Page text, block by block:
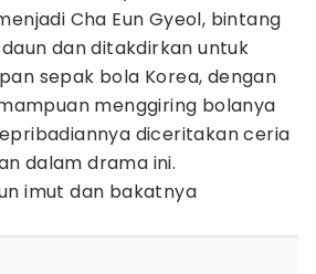
Cha Eun Gyeol, bintang
dan ditakdirkan untuk
sepak bola Korea, dengan
menggiring bolanya
diceritakan ceria
dalam drama ini.
imut dan bakatnya